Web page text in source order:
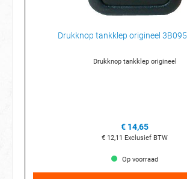
Drukknop tankklep origineel
Drukknop tankklep origineel
€ 14,65
€ 12,11 Exclusief BTW
Op voorraad